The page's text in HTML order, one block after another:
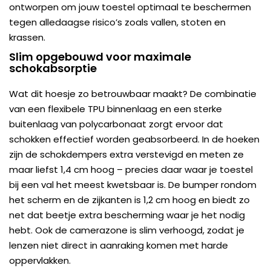
ontworpen om jouw toestel optimaal te beschermen
tegen alledaagse risico’s zoals vallen, stoten en
krassen.
Slim opgebouwd voor maximale
schokabsorptie
Wat dit hoesje zo betrouwbaar maakt? De combinatie
van een flexibele TPU binnenlaag en een sterke
buitenlaag van polycarbonaat zorgt ervoor dat
schokken effectief worden geabsorbeerd. In de hoeken
zijn de schokdempers extra verstevigd en meten ze
maar liefst 1,4 cm hoog – precies daar waar je toestel
bij een val het meest kwetsbaar is. De bumper rondom
het scherm en de zijkanten is 1,2 cm hoog en biedt zo
net dat beetje extra bescherming waar je het nodig
hebt. Ook de camerazone is slim verhoogd, zodat je
lenzen niet direct in aanraking komen met harde
oppervlakken.